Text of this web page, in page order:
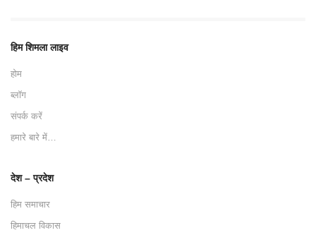
हिम शिमला लाइव
होम
ब्लॉग
संपर्क करें
हमारे बारे में…
देश – प्रदेश
हिम समाचार
हिमाचल विकास